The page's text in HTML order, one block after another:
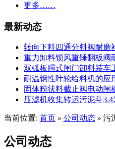
更多……
最新动态
转向下料四通分料阀耐磨
重力卸料锁风重锤翻板阀
双弧板腭式闸门卸料装车
耐温钢性叶轮给料机的应
固体粉状料截止阀电动闸
压滤机收集转运污泥斗
当前位置: 首页 » 公司动态 » 污
公司动态